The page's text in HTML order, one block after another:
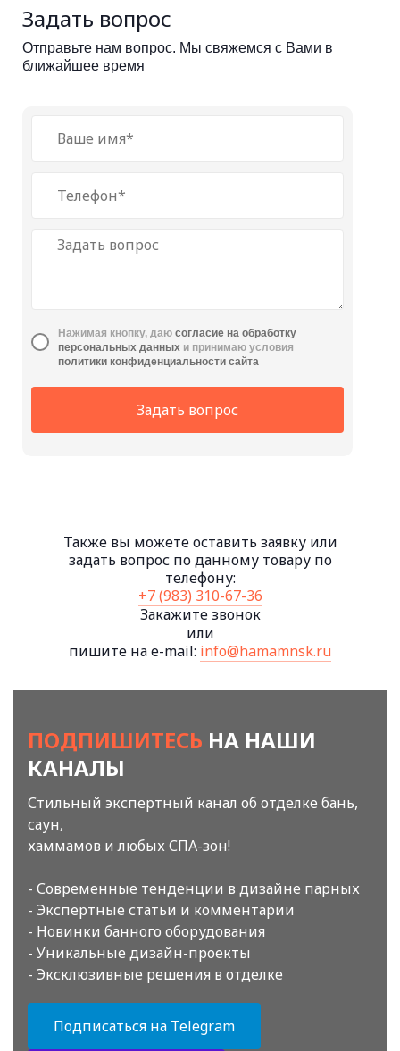
Задать вопрос
Отправьте нам вопрос. Мы свяжемся с Вами в
ближайшее время
Нажимая кнопку, даю cогласие на обработку
персональных данных и принимаю условия
политики конфиденциальности сайта
Задать вопрос
Также вы можете оставить заявку или
задать вопрос по данному товару по
телефону:
+7 (983) 310-67-36
Закажите звонок
или
пишите на e-mail: info@hamamnsk.ru
ПОДПИШИТЕСЬ НА НАШИ
КАНАЛЫ
Стильный экспертный канал об отделке бань,
саун,
хаммамов и любых СПА-зон!
- Современные тенденции в дизайне парных
- Экспертные статьи и комментарии
- Новинки банного оборудования
- Уникальные дизайн-проекты
- Эксклюзивные решения в отделке
Подписаться на Telegram